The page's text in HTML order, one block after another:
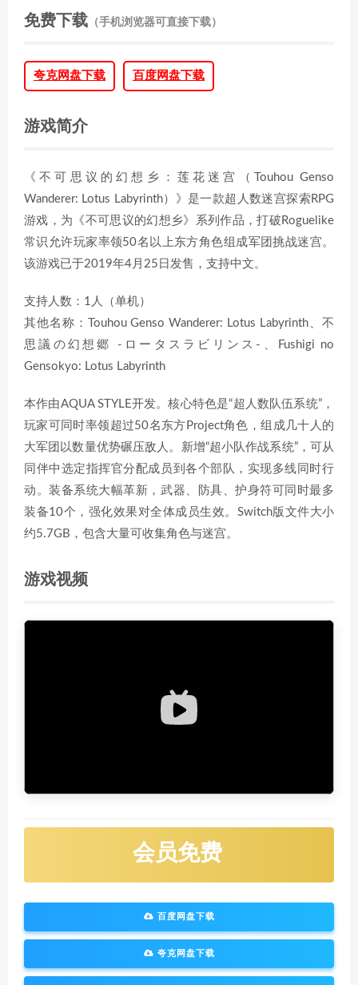
免费下载 （手机浏览器可直接下载）
夸克网盘下载 百度网盘下载
游戏简介
《不可思议的幻想乡：莲花迷宫（Touhou Genso
Wanderer: Lotus Labyrinth）》是一款超人数迷宫探索RPG
游戏，为《不可思议的幻想乡》系列作品，打破Roguelike
常识允许玩家率领50名以上东方角色组成军团挑战迷宫。
该游戏已于2019年4月25日发售，支持中文。
支持人数：1人（单机）
其他名称：Touhou Genso Wanderer: Lotus Labyrinth、不
思議の幻想郷 -ロータスラビリンス-、Fushigi no
Gensokyo: Lotus Labyrinth
本作由AQUA STYLE开发。核心特色是“超人数队伍系统”，
玩家可同时率领超过50名东方Project角色，组成几十人的
大军团以数量优势碾压敌人。新增“超小队作战系统”，可从
同伴中选定指挥官分配成员到各个部队，实现多线同时行
动。装备系统大幅革新，武器、防具、护身符可同时最多
装备10个，强化效果对全体成员生效。Switch版文件大小
约5.7GB，包含大量可收集角色与迷宫。
游戏视频
会员免费
百度网盘下载
夸克网盘下载